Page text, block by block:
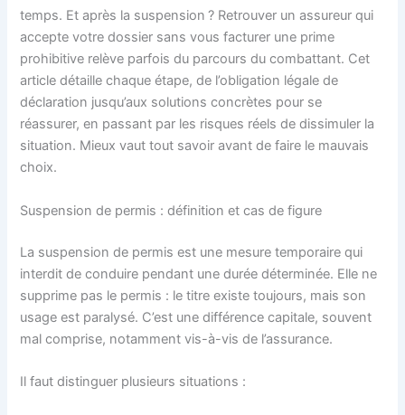
temps. Et après la suspension ? Retrouver un assureur qui
accepte votre dossier sans vous facturer une prime
prohibitive relève parfois du parcours du combattant. Cet
article détaille chaque étape, de l’obligation légale de
déclaration jusqu’aux solutions concrètes pour se
réassurer, en passant par les risques réels de dissimuler la
situation. Mieux vaut tout savoir avant de faire le mauvais
choix.
Suspension de permis : définition et cas de figure
La suspension de permis est une mesure temporaire qui
interdit de conduire pendant une durée déterminée. Elle ne
supprime pas le permis : le titre existe toujours, mais son
usage est paralysé. C’est une différence capitale, souvent
mal comprise, notamment vis-à-vis de l’assurance.
Il faut distinguer plusieurs situations :